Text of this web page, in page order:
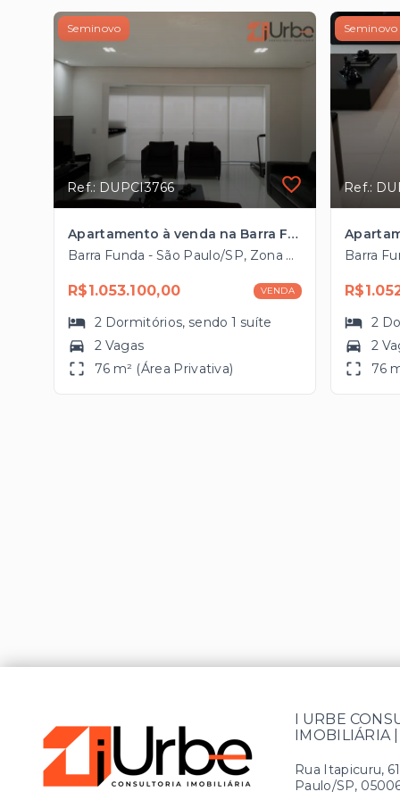
Seminovo
Ref.: DUPCI3766
Apartamento à venda na Barra Funda com 76m², 2 vagas próximo ao Shopping West Plaza
Barra Funda - São Paulo/SP, Zona Oeste
R$1.053.100,00 VENDA
2 Dormitórios, sendo1 suíte
2 Vagas
76 m² (Área Privativa)
Seminovo
Ref.:
2
2
76
I URBE
IMOBILIÁRIA
Rua Itapicuru,
Paulo/SP,